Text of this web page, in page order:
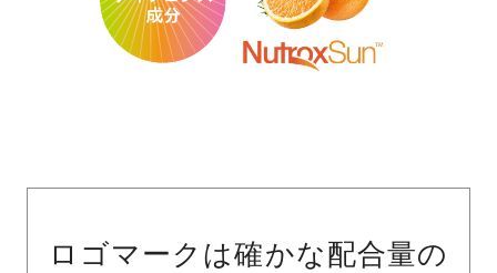
ロゴマークは確かな配合量の